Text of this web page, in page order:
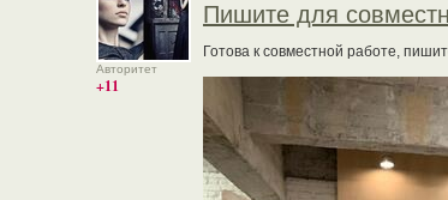
Авторитет
+11
Пишите для
Готова к совместной работе,